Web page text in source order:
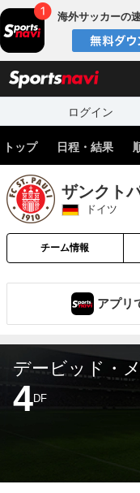
海外サッカーの
ログイン
トップ 日程・結果
ザンクト
ドイツ
チーム情報
アプリ
デービッド・
4DF